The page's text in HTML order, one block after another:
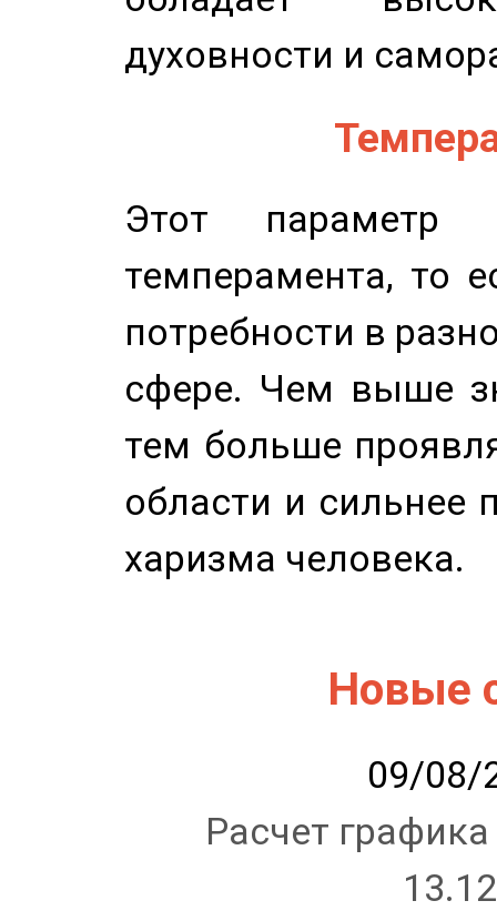
духовности и
Этот параметр
темперамента, то
потребности в
сфере. Чем выше
тем больше
области и сильнее
харизма человека.
Новые
09/08/
Расчет